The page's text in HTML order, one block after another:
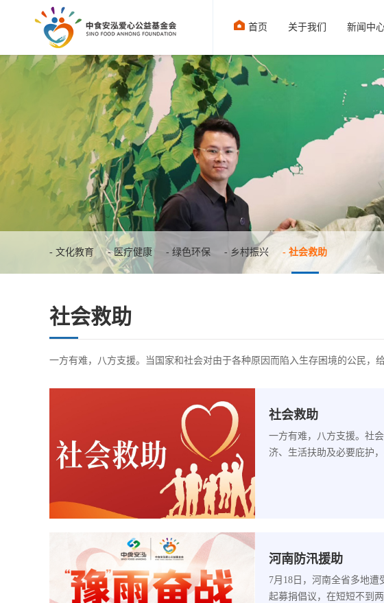
首页 关于我们 新闻中
- 文化教育 - 医疗健康 - 绿色环保 - 乡村振兴 - 社会救助
社会救助
一方有难，八方支援。当国家和社会对由于各种原因而陷入生存困境的公民，
社会救助
一方有难，八方支援。社
济、生活扶助及必要庇护
河南防汛援助
7月18日，河南全省多地
起募捐倡议，在短短不到